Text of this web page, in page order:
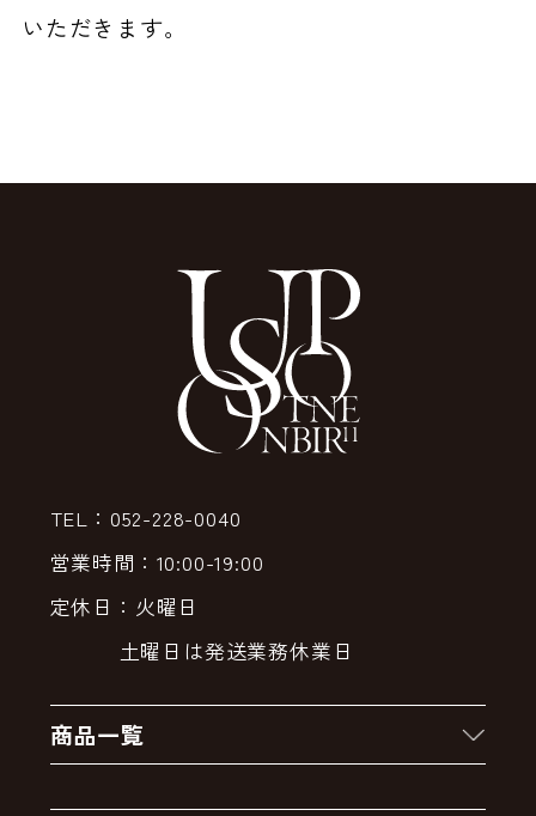
いただきます。
TEL：052-228-0040
営業時間：10:00-19:00
定休日：火曜日
土曜日は発送業務休業日
商品一覧